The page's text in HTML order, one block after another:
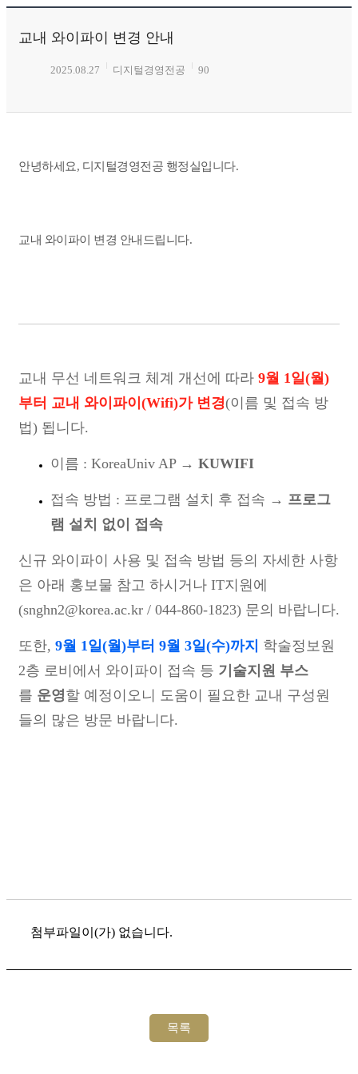
교내 와이파이 변경 안내
2025.08.27 디지털경영전공 90
안녕하세요, 디지털경영전공 행정실입니다.
교내 와이파이 변경 안내드립니다.
교내 무선 네트워크 체계 개선에 따라 9월 1일(월)
부터 교내 와이파이(Wifi)가 변경(이름 및 접속 방
법) 됩니다.
이름 : KoreaUniv AP → KUWIFI
접속 방법 : 프로그램 설치 후 접속 → 프로그
램 설치 없이 접속
신규 와이파이 사용 및 접속 방법 등의 자세한 사항
은 아래 홍보물 참고 하시거나 IT지원에
(snghn2@korea.ac.kr / 044-860-1823) 문의 바랍니다.
또한, 9월 1일(월)부터 9월 3일(수)까지 학술정보원
2층 로비에서 와이파이 접속 등 기술지원 부스
를 운영할 예정이오니 도움이 필요한 교내 구성원
들의 많은 방문 바랍니다.
첨부파일이(가) 없습니다.